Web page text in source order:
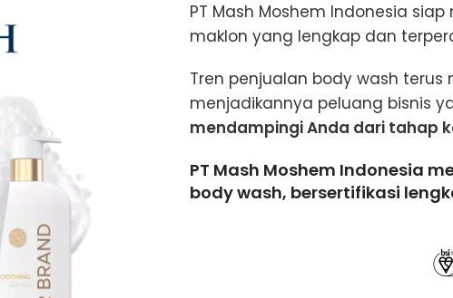
PT Mash Moshem Indonesia
maklon yang lengkap dan
Tren penjualan body wash
menjadikannya peluang bisnis
mendampingi Anda dari tahap
PT Mash Moshem Indonesia
body wash, bersertifikasi